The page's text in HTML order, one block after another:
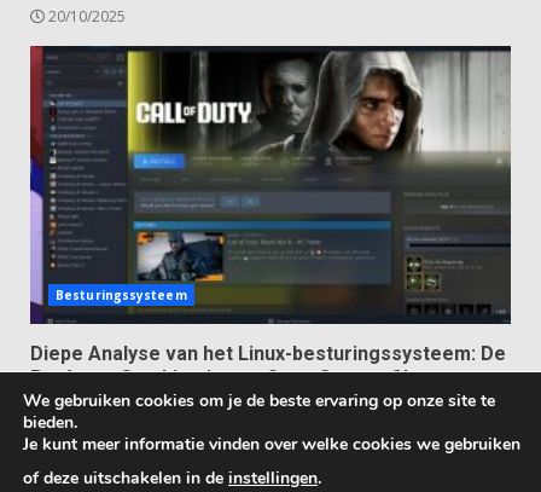
20/10/2025
Besturingssysteem
Diepe Analyse van het Linux-besturingssysteem: De
Perfecte Combinatie van Open Source Charme en
Ultieme Vrijheid
13/10/2025
We gebruiken cookies om je de beste ervaring op onze site te
bieden.
Je kunt meer informatie vinden over welke cookies we gebruiken
of deze uitschakelen in de instellingen.